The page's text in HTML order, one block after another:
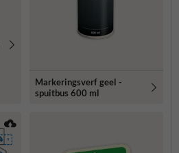
Markeringsverf geel -
spuitbus 600 ml